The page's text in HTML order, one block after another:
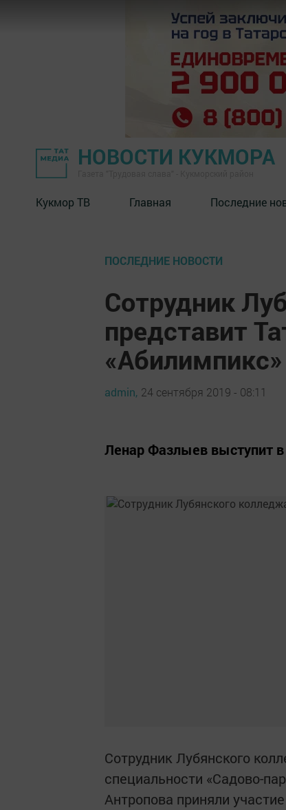
НОВОСТИ КУКМОРА
Кукмор ТВ Главная Последние
ПОСЛЕДНИЕ НОВОСТИ
Сотрудник
представит
admin, 24 сентября 2019 - 08:11
Ленар Фазлыев выступит
Сотрудник Лубянского
специальности «Садово-
Антропова приняли